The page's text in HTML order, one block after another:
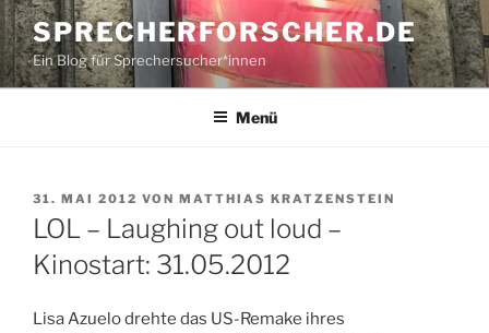
Zum
Inhalt
springen
SPRECHERFORSCHER.DE
Ein Blog für Sprechersucher*innen
Menü
VERÖFFENTLICHT
AM
31. MAI 2012 VON MATTHIAS KRATZENSTEIN
LOL – Laughing out loud –
Kinostart: 31.05.2012
Lisa Azuelo drehte das US-Remake ihres